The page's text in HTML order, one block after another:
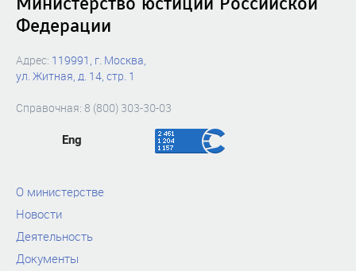
Федерации
Адрес: 119991, г. Москва,
ул. Житная, д. 14, стр. 1
Справочная: 8 (800) 303-30-03
Eng
О министерстве
Новости
Деятельность
Документы